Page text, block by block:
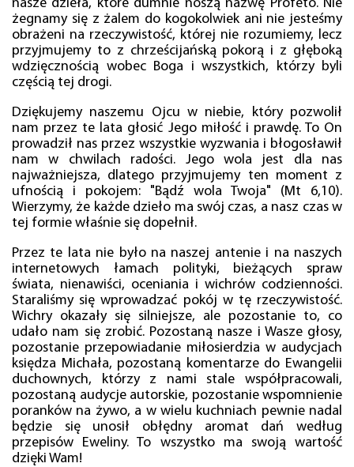
nasze dzieła, które dumnie noszą nazwę Profeto. Nie
żegnamy się z żalem do kogokolwiek ani nie jesteśmy
obrażeni na rzeczywistość, której nie rozumiemy, lecz
przyjmujemy to z chrześcijańską pokorą i z głęboką
wdzięcznością wobec Boga i wszystkich, którzy byli
częścią tej drogi.
Dziękujemy naszemu Ojcu w niebie, który pozwolił
nam przez te lata głosić Jego miłość i prawdę. To On
prowadził nas przez wszystkie wyzwania i błogosławił
nam w chwilach radości. Jego wola jest dla nas
najważniejsza, dlatego przyjmujemy ten moment z
ufnością i pokojem: "Bądź wola Twoja" (Mt 6,10).
Wierzymy, że każde dzieło ma swój czas, a nasz czas w
tej formie właśnie się dopełnił.
Przez te lata nie było na naszej antenie i na naszych
internetowych łamach polityki, bieżących spraw
świata, nienawiści, oceniania i wichrów codzienności.
Staraliśmy się wprowadzać pokój w tę rzeczywistość.
Wichry okazały się silniejsze, ale pozostanie to, co
udało nam się zrobić. Pozostaną nasze i Wasze głosy,
pozostanie przepowiadanie miłosierdzia w audycjach
księdza Michała, pozostaną komentarze do Ewangelii
duchownych, którzy z nami stale współpracowali,
pozostaną audycje autorskie, pozostanie wspomnienie
poranków na żywo, a w wielu kuchniach pewnie nadal
będzie się unosił obłędny aromat dań według
przepisów Eweliny. To wszystko ma swoją wartość
dzięki Wam!